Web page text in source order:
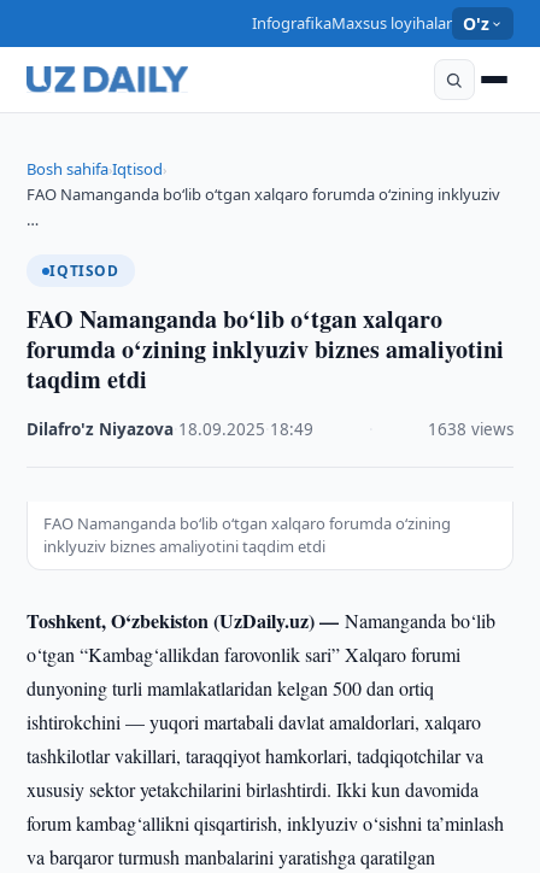
InfografikaMaxsus loyihalar O'z
Bosh sahifa›Iqtisod›
FAO Namanganda bo‘lib o‘tgan xalqaro forumda o‘zining inklyuziv
…
IQTISOD
FAO Namanganda bo‘lib o‘tgan xalqaro
forumda o‘zining inklyuziv biznes amaliyotini
taqdim etdi
Dilafro'z Niyazova 18.09.2025 18:49 1638 views
FAO Namanganda bo‘lib o‘tgan xalqaro forumda o‘zining
inklyuziv biznes amaliyotini taqdim etdi
Toshkent, O‘zbekiston (UzDaily.uz) —Namanganda bo‘lib
o‘tgan “Kambag‘allikdan farovonlik sari” Xalqaro forumi
dunyoning turli mamlakatlaridan kelgan 500 dan ortiq
ishtirokchini — yuqori martabali davlat amaldorlari, xalqaro
tashkilotlar vakillari, taraqqiyot hamkorlari, tadqiqotchilar va
xususiy sektor yetakchilarini birlashtirdi. Ikki kun davomida
forum kambag‘allikni qisqartirish, inklyuziv o‘sishni ta’minlash
va barqaror turmush manbalarini yaratishga qaratilgan